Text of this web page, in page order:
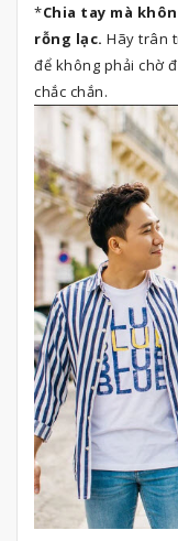
*Chia tay mà
rỗng lạc. Hãy trân
để không phải chờ
chắc chắn.